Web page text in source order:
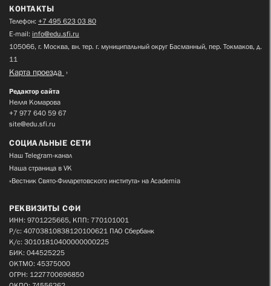
КОНТАКТЫ
Телефон: +7 495 623 03 80
E-mail: info@edu.sfi.ru
105066, г. Москва, вн. тер. г. муниципальный округ Басманный, пер. Токмаков, д.
11
Карта проезда
Редактор сайта
Нелля Комарова
+7 977 640 59 67
site@edu.sfi.ru
СОЦИАЛЬНЫЕ СЕТИ
Наш Telegram-канал
Наша страница в VK
«Вестник Свято-Филаретовского института» на Academia
РЕКВИЗИТЫ СФИ
ИНН: 9701225665, КПП: 770101001
Р/с: 40703810838120100621 ПАО Сбербанк
К/с: 30101810400000000225
БИК: 044525225
ОКТМО: 45375000
ОГРН: 1227700696850